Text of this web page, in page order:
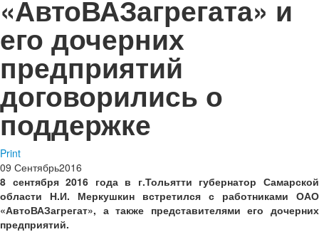
«АвтоВАЗагрегата» и
его дочерних
предприятий
договорились о
поддержке
Print
09 Сентябрь2016
8 сентября 2016 года в г.Тольятти губернатор Самарской
области Н.И. Меркушкин встретился с работниками ОАО
«АвтоВАЗагрегат», а также представителями его дочерних
предприятий.